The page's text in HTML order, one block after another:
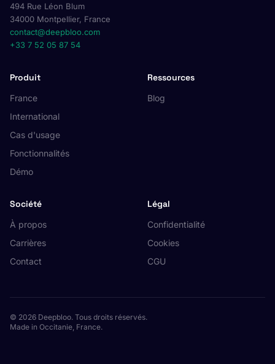
494 Rue Léon Blum
34000 Montpellier, France
contact@deepbloo.com
+33 7 52 05 87 54
Produit
France
International
Cas d'usage
Fonctionnalités
Démo
Ressources
Blog
Société
À propos
Carrières
Contact
Légal
Confidentialité
Cookies
CGU
© 2026 Deepbloo. Tous droits réservés.
Made in Occitanie, France.